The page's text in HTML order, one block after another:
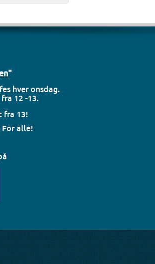
"
hver onsdag.
12 -13.
fra 13!
For alle!